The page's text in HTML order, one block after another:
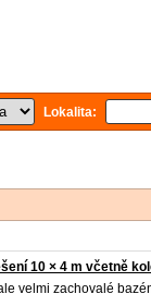
Lokalita:
10 × 4 m včetně
velmi zachovalé